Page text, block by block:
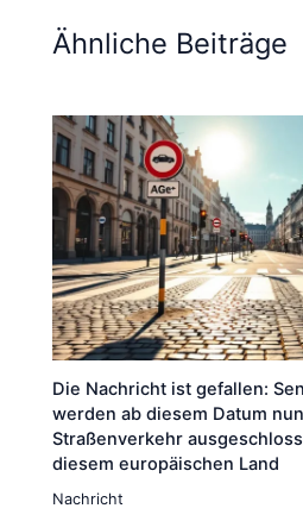
Ähnliche Beiträge
Die Nachricht ist gefallen:
werden ab diesem Datum
Straßenverkehr
diesem europäischen Land
Nachricht